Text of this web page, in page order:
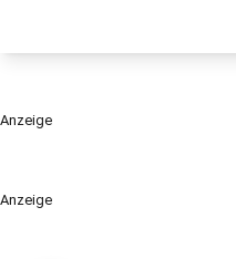
Anzeige
Anzeige